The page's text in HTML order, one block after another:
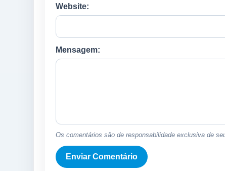
Website:
Mensagem:
Os comentários são de responsabilidade exclusiva de